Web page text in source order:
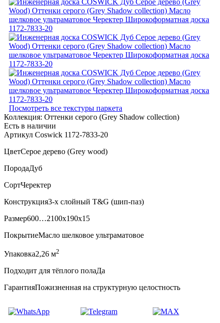
Посмотреть все текстуры паркета
Коллекция: Оттенки серого (Grеy Shadow collection)
Есть в наличии
Артикул Coswick 1172-7833-20
ЦветСерое дерево (Grey wood)
ПородаДуб
СортЧеректер
Конструкция3-х слойный T&G (шип-паз)
Размер600…2100x190x15
ПокрытиеМасло шелковое ультраматовое
Упаковка2,26 м2
Подходит для тёплого полаДа
ГарантияПожизненная на структурную целостность